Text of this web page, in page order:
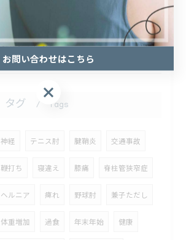
2026/07/25
こんにちは！
タグ Tags
神経 テニス肘 腱鞘炎 交通事故
鞭打ち 寝違え 膝痛 脊柱管狭窄症
ヘルニア 痺れ 野球肘 兼子ただし
体重増加 過食 年末年始 健康
お問い合わせはこちら
お問い合わせはこちら